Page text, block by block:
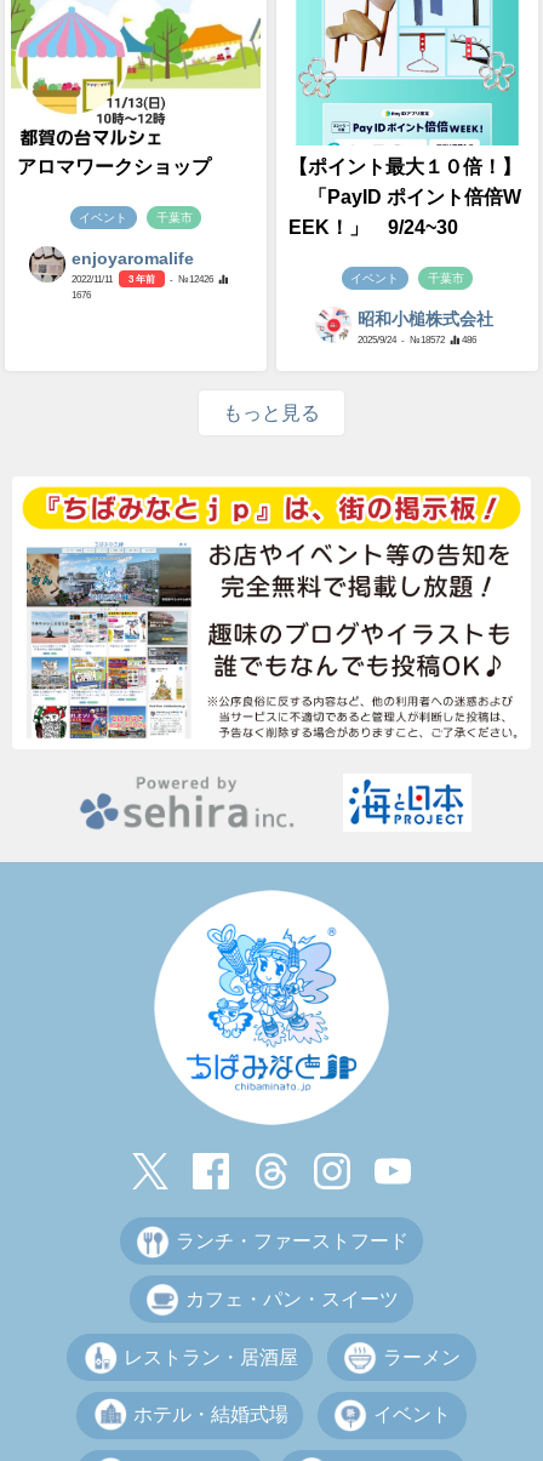
アロマワークショップ
イベント 千葉市
enjoyaromalife
2022/11/11 3 年前
- №12426
1676
【ポイント最大１０倍！】
「PayID ポイント倍倍W
EEK！」 9/24~30
イベント 千葉市
昭和小槌株式会社
2025/9/24 - №18572 486
もっと見る
ランチ・ファーストフード
カフェ・パン・スイーツ
レストラン・居酒屋 ラーメン
ホテル・結婚式場 イベント